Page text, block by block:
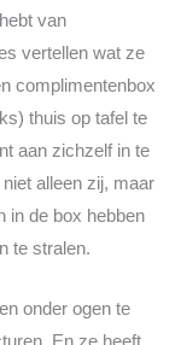
van
vertellen wat ze
complimentenbox
thuis op tafel te
aan zichzelf in te
alleen zij, maar
in de box hebben
te stralen.
onder ogen te